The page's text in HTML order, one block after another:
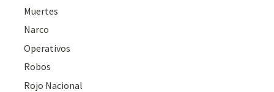
Muertes
Narco
Operativos
Robos
Rojo Nacional